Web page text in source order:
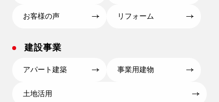
お客様の声 リフォーム
建設事業
アパート建築 事業用建物
土地活用